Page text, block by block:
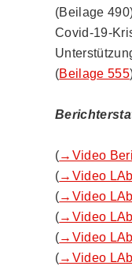
(Beilage
Covid-19-
(Beilage 555
(→Video
(→Video
(→Video
(→Video
(→Video
(→Video